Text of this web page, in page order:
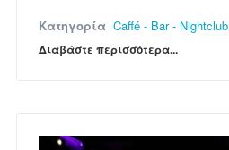
Κατηγορία Caffé - Bar - Nightclub
Διαβάστε περισσότερα...